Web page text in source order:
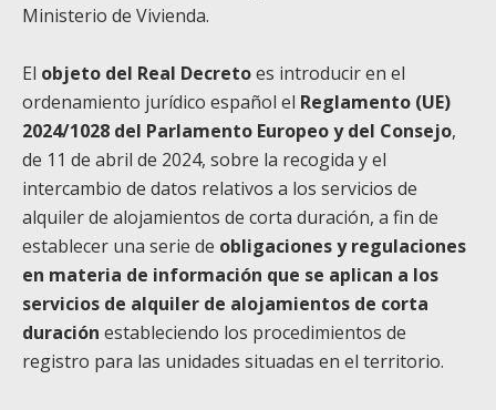
Ministerio de Vivienda.
El objeto del Real Decretoes introducir en el
ordenamiento jurídico español el Reglamento (UE)
2024/1028 del Parlamento Europeo y del Consejo,
de 11 de abril de 2024, sobre la recogida y el
intercambio de datos relativos a los servicios de
alquiler de alojamientos de corta duración, a fin de
establecer una serie de obligaciones y regulaciones
en materia de información que se aplican a los
servicios de alquiler de alojamientos de corta
duración estableciendo los procedimientos de
registro para las unidades situadas en el territorio.